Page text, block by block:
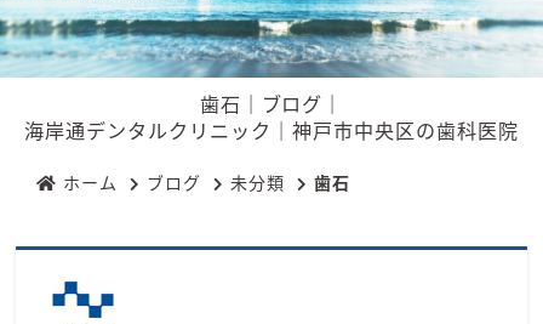
歯石｜ブログ｜
海岸通デンタルクリニック｜神戸市中央区の歯科医院
ホーム ブログ 未分類 歯石